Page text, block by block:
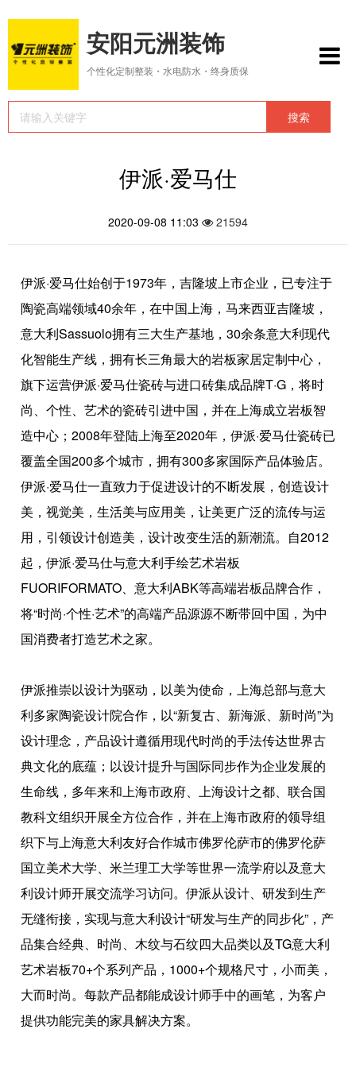
安阳元洲装饰
个性化定制整装・水电防水・终身质保
伊派·爱马仕
2020-09-08 11:03 21594
伊派·爱马仕始创于1973年，吉隆坡上市企业，已专注于
陶瓷高端领域40余年，在中国上海，马来西亚吉隆坡，
意大利Sassuolo拥有三大生产基地，30余条意大利现代
化智能生产线，拥有长三角最大的岩板家居定制中心，
旗下运营伊派·爱马仕瓷砖与进口砖集成品牌T·G，将时
尚、个性、艺术的瓷砖引进中国，并在上海成立岩板智
造中心；2008年登陆上海至2020年，伊派·爱马仕瓷砖已
覆盖全国200多个城市，拥有300多家国际产品体验店。
伊派·爱马仕一直致力于促进设计的不断发展，创造设计
美，视觉美，生活美与应用美，让美更广泛的流传与运
用，引领设计创造美，设计改变生活的新潮流。自2012
起，伊派·爱马仕与意大利手绘艺术岩板
FUORIFORMATO、意大利ABK等高端岩板品牌合作，
将“时尚·个性·艺术”的高端产品源源不断带回中国，为中
国消费者打造艺术之家。
伊派推崇以设计为驱动，以美为使命，上海总部与意大
利多家陶瓷设计院合作，以“新复古、新海派、新时尚”为
设计理念，产品设计遵循用现代时尚的手法传达世界古
典文化的底蕴；以设计提升与国际同步作为企业发展的
生命线，多年来和上海市政府、上海设计之都、联合国
教科文组织开展全方位合作，并在上海市政府的领导组
织下与上海意大利友好合作城市佛罗伦萨市的佛罗伦萨
国立美术大学、米兰理工大学等世界一流学府以及意大
利设计师开展交流学习访问。伊派从设计、研发到生产
无缝衔接，实现与意大利设计“研发与生产的同步化”，产
品集合经典、时尚、木纹与石纹四大品类以及TG意大利
艺术岩板70+个系列产品，1000+个规格尺寸，小而美，
大而时尚。每款产品都能成设计师手中的画笔，为客户
提供功能完美的家具解决方案。